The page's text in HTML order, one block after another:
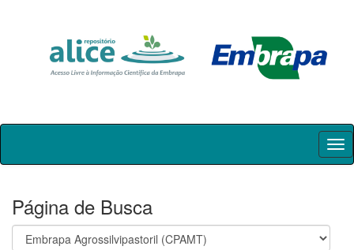
Skip
Página de Busca